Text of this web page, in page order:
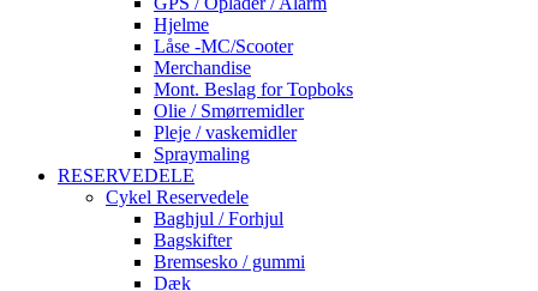
Hjelme
Låse -MC/Scooter
Merchandise
Mont. Beslag for Topboks
Olie / Smørremidler
Pleje / vaskemidler
Spraymaling
RESERVEDELE
Cykel Reservedele
Baghjul / Forhjul
Bagskifter
Bremsesko / gummi
Dæk